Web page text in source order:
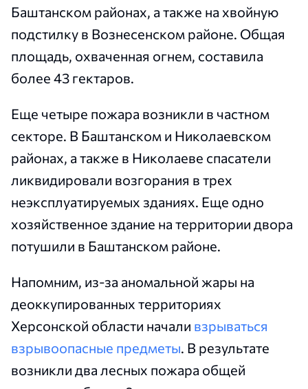
Баштанском районах, а также на хвойную
подстилку в Вознесенском районе. Общая
площадь, охваченная огнем, составила
более 43 гектаров.
Еще четыре пожара возникли в частном
секторе. В Баштанском и Николаевском
районах, а также в Николаеве спасатели
ликвидировали возгорания в трех
неэксплуатируемых зданиях. Еще одно
хозяйственное здание на территории двора
потушили в Баштанском районе.
Напомним, из-за аномальной жары на
деоккупированных территориях
Херсонской области начали взрываться
взрывоопасные предметы. В результате
возникли два лесных пожара общей